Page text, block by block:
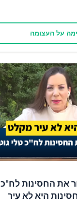
על העצומה
את החסינות לח"כ
היא לא עיר